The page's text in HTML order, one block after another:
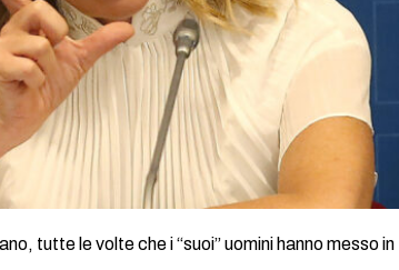
tutte le volte che i “suoi” uomini hanno messo in